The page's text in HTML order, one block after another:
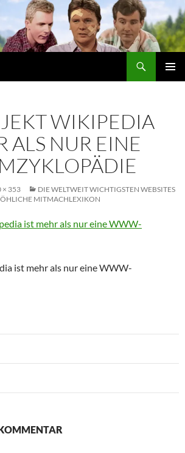
WIKIPEDIA
ALS NUR EINE
× 353
DIE WELTWEIT WICHTIGSTEN WEBSITES
MITMACHLEXIKON
ist mehr als nur eine WWW-